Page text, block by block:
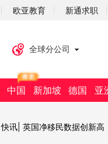
欧亚教育 新通求职
全球分公司
中国 新加坡 德国 亚
快讯| 英国净移民数据创新高